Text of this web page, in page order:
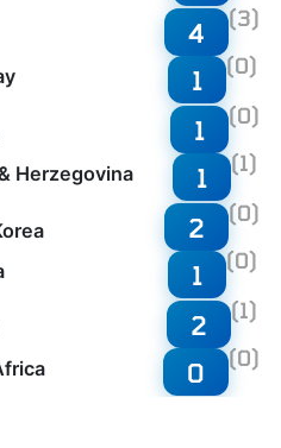
4 (3)
1 (0)
Herzegovina
1 (0)
1 (1)
2 (0)
1 (0)
2 (1)
0 (0)